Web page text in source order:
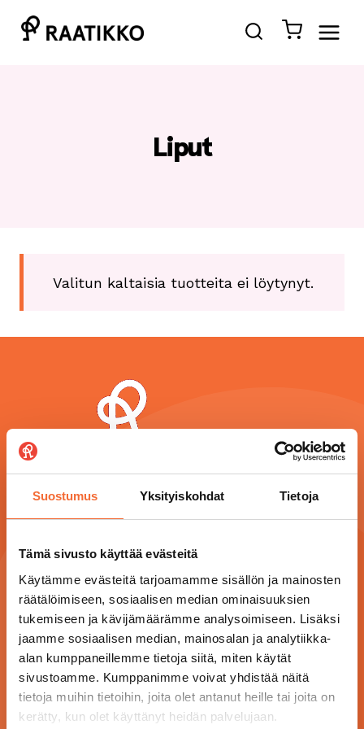
Suostumus Yksityiskohdat Tietoja
Tämä sivusto käyttää evästeitä
Käytämme evästeitä tarjoamamme sisällön ja mainosten
räätälöimiseen, sosiaalisen median ominaisuuksien
tukemiseen ja kävijämäärämme analysoimiseen. Lisäksi
jaamme sosiaalisen median, mainosalan ja analytiikka-
alan kumppaneillemme tietoja siitä, miten käytät
sivustoamme. Kumppanimme voivat yhdistää näitä
tietoja muihin tietoihin, joita olet antanut heille tai joita on
kerätty, kun olet käyttänyt heidän palvelujaan.
sisältöön
Liput
Valitun kaltaisia tuotteita ei löytynyt.
Silkkitehtaantie 5, 01300 Vantaa
Varaukset ja tiedustelut: puh. 09 873 2306
arkisin klo 8:00-15:00
raatikko@raatikko.fi
Ohjelmisto